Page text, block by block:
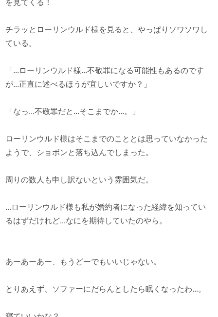
を見てくる！
チラッとローリンウルド様を見ると、やっぱりソワソワし
ている。
「...ローリンウルド様...不敬罪になる可能性もあるのです
が...正直に述べるほうが宜しいですか？」
「なっ...不敬罪だと...そこまでか...。」
ローリンウルド様はそこまでのこととは思っていなかった
ようで、ショボンと落ち込んでしまった。
周りの数人も申し訳ないという雰囲気だ。
...ローリンウルド様も私が婚約者になった経緯を知ってい
るはずだけれど...なにを期待していたのやら。
あーあーあー、もうどーでもいいじゃない。
とりあえず、ソファーにだらんとしたら眠くなったわ...。